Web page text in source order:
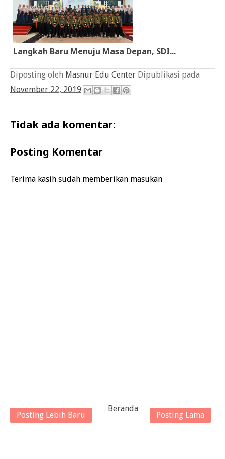
Langkah Baru Menuju Masa Depan, SDI...
Diposting oleh Masnur Edu Center Dipublikasi pada
November 22, 2019
Tidak ada komentar:
Posting Komentar
Terima kasih sudah memberikan masukan
Posting Lebih Baru Posting Lama
Beranda